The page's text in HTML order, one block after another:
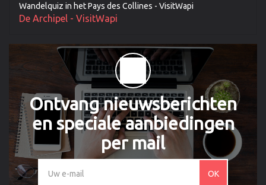
Wandelquiz in het Pays des Collines - VisitWapi
De Archipel - VisitWapi
Ontvang nieuwsberichten
en speciale aanbiedingen
per mail
OK